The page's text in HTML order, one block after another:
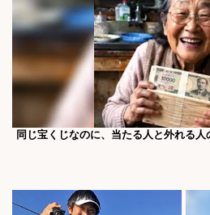
同じ宝くじなのに、当たる人と外れる人